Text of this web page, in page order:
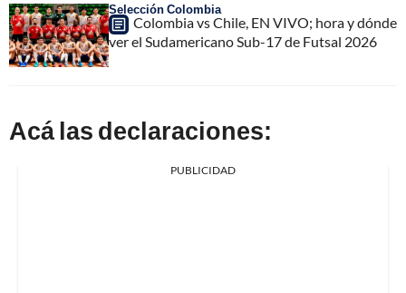
Selección Colombia
Colombia vs Chile, EN VIVO; hora y dónde
ver el Sudamericano Sub-17 de Futsal 2026
Acá las declaraciones:
PUBLICIDAD